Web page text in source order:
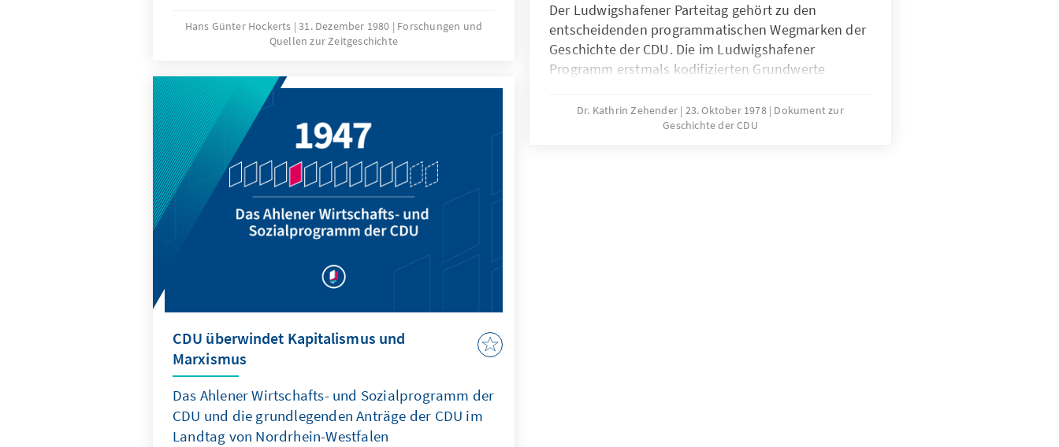
Hans Günter Hockerts 31. Dezember 1980
Forschungen und
Quellen zur Zeitgeschichte
Der Ludwigshafener Parteitag gehört zu den
entscheidenden programmatischen Wegmarken der
Geschichte der CDU. Die im Ludwigshafener
Programm erstmals kodifizierten Grundwerte
heute Kern des Selbstverständnisses der CDU.
Dr. Kathrin Zehender 23. Oktober 1978 Dokument zur
Geschichte der CDU
CDU überwindet Kapitalismus und
Marxismus
Das Ahlener Wirtschafts- und Sozialprogramm der
CDU und die grundlegenden Anträge der CDU im
Landtag von Nordrhein-Westfalen